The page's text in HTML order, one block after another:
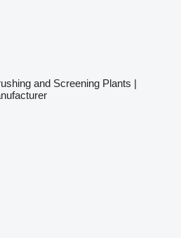
and Screening Plants |